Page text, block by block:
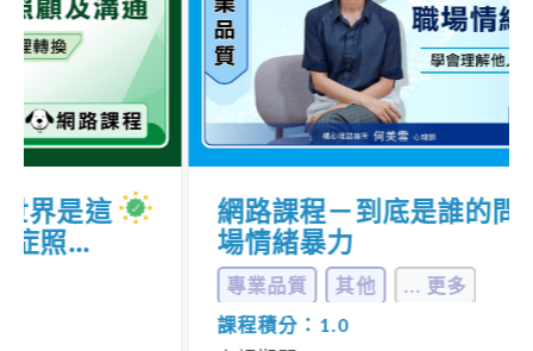
網路課程－到底是誰的問題？職
場情緒暴力
... 更多